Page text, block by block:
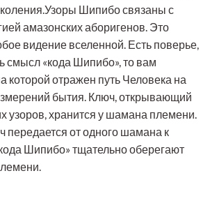
Шипибо связаны с
амазонских аборигенов. Это
видение вселенной. Есть поверье,
смысл «кода Шипибо», то вам
которой отражен путь Человека на
бытия. Ключ, открывающий
узоров, хранится у шамана племени.
передается от одного шамана к
Шипибо» тщательно оберегают